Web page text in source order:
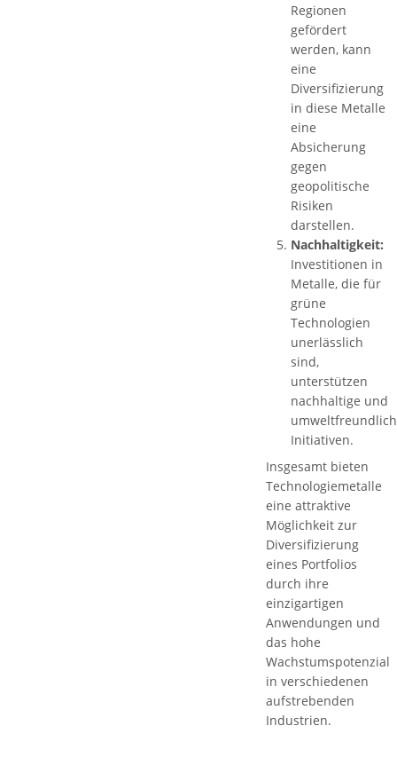
Regionen
gefördert
werden, kann
eine
Diversifizierung
in diese Metalle
eine
Absicherung
gegen
geopolitische
Risiken
darstellen.
Nachhaltigkeit:
Investitionen in
Metalle, die für
grüne
Technologien
unerlässlich
sind,
unterstützen
nachhaltige und
Initiativen.
Insgesamt bieten
Technologiemetalle
eine attraktive
Möglichkeit zur
Diversifizierung
eines Portfolios
durch ihre
einzigartigen
Anwendungen und
das hohe
Wachstumspotenzial
in verschiedenen
aufstrebenden
Industrien.